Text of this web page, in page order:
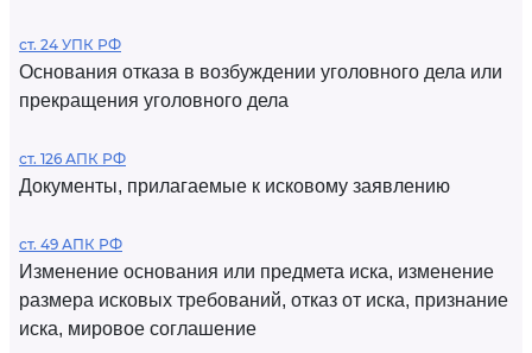
ст. 24 УПК РФ
Основания отказа в возбуждении уголовного дела или
прекращения уголовного дела
ст. 126 АПК РФ
Документы, прилагаемые к исковому заявлению
ст. 49 АПК РФ
Изменение основания или предмета иска, изменение
размера исковых требований, отказ от иска, признание
иска, мировое соглашение